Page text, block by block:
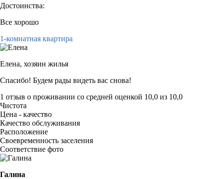
Достоинства:
Все хорошо
1-комнатная квартира
Елена, хозяин жилья
Спасибо! Будем рады видеть вас снова!
1 отзыв о проживании со средней оценкой 10,0 из 10,0
Чистота
Цена - качество
Качество обслуживания
Расположение
Своевременность заселения
Соответствие фото
Галина